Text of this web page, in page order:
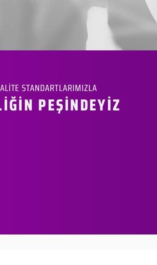
STANDARTLARIMIZLA
PEŞİNDEYİZ